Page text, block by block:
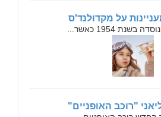
על מקדולנד'ס
בשנת 1954 כאשר...
"רוכב האופניים"